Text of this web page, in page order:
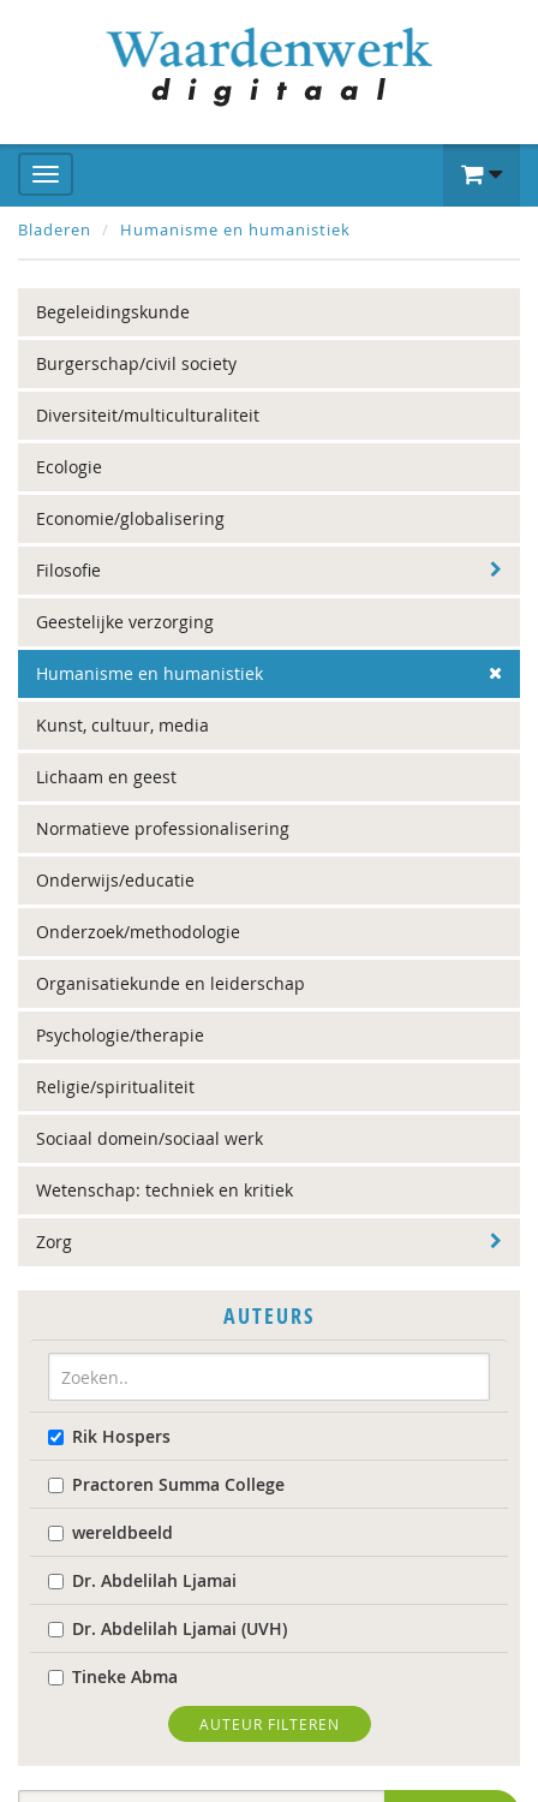
Bladeren Humanisme en humanistiek
Begeleidingskunde
Burgerschap/civil society
Diversiteit/multiculturaliteit
Ecologie
Economie/globalisering
Filosofie
Geestelijke verzorging
Humanisme en humanistiek
Kunst, cultuur, media
Lichaam en geest
Normatieve professionalisering
Onderwijs/educatie
Onderzoek/methodologie
Organisatiekunde en leiderschap
Psychologie/therapie
Religie/spiritualiteit
Sociaal domein/sociaal werk
Wetenschap: techniek en kritiek
Zorg
AUTEURS
Rik Hospers
Practoren Summa College
wereldbeeld
Dr. Abdelilah Ljamai
Dr. Abdelilah Ljamai (UVH)
Tineke Abma
Christa Anbeek
AUTEUR FILTEREN